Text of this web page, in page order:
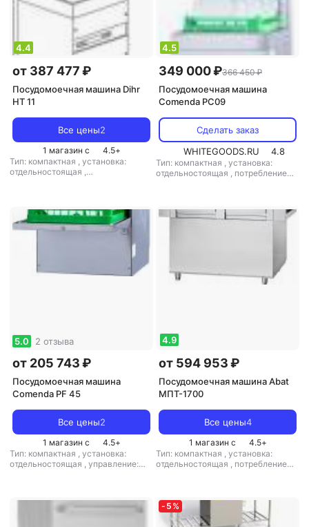
4.4
от 387 477 ₽
Посудомоечная машина Dihr
HT 11
Все цены2
1 магазин с 4.5+
Тип: компактная , установка:
отдельностоящая ,
4.5
349 000 ₽366 450 ₽
Посудомоечная машина
Comenda PC09
Сделать заказ
WHITEGOODS.RU
4.8
Тип: компактная , установка:
отдельностоящая , потребление
5.0 2 отзыва
от 205 743 ₽
Посудомоечная машина
Comenda PF 45
Все цены2
1 магазин с 4.5+
Тип: компактная , установка:
отдельностоящая , управление:
4.9
от 594 953 ₽
Посудомоечная машина Abat
МПТ-1700
Все цены4
1 магазин с 4.5+
Тип: компактная , установка:
отдельностоящая , потребление
- 5 %